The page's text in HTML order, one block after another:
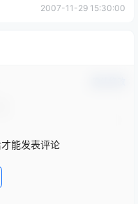
2007-11-29 15:30:00
能发表评论